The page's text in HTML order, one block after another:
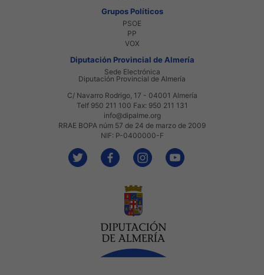
Grupos Políticos
PSOE
PP
VOX
Diputación Provincial de Almería
Sede Electrónica
Diputación Provincial de Almería
C/ Navarro Rodrigo, 17 - 04001 Almería
Telf 950 211 100 Fax: 950 211 131
info@dipalme.org
RRAE BOPA núm 57 de 24 de marzo de 2009
NIF: P-0400000-F